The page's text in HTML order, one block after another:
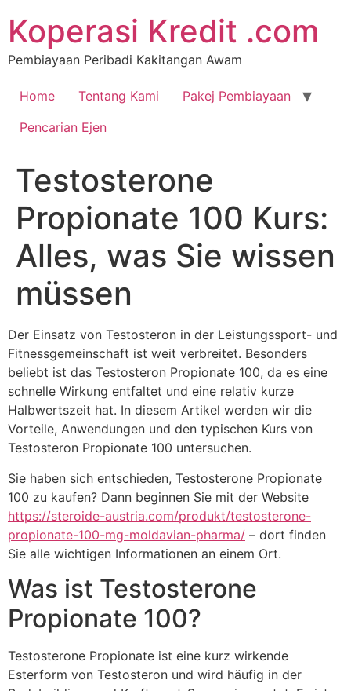
Koperasi Kredit .com
Pembiayaan Peribadi Kakitangan Awam
Home Tentang Kami
Pakej Pembiayaan
Pencarian Ejen
Testosterone
Propionate 100 Kurs:
Alles, was Sie wissen
müssen
Der Einsatz von Testosteron in der Leistungssport- und
Fitnessgemeinschaft ist weit verbreitet. Besonders
beliebt ist das Testosteron Propionate 100, da es eine
schnelle Wirkung entfaltet und eine relativ kurze
Halbwertszeit hat. In diesem Artikel werden wir die
Vorteile, Anwendungen und den typischen Kurs von
Testosteron Propionate 100 untersuchen.
Sie haben sich entschieden, Testosterone Propionate
100 zu kaufen? Dann beginnen Sie mit der Website
https://steroide-austria.com/produkt/testosterone-
propionate-100-mg-moldavian-pharma/ – dort finden
Sie alle wichtigen Informationen an einem Ort.
Was ist Testosterone
Propionate 100?
Testosterone Propionate ist eine kurz wirkende
Esterform von Testosteron und wird häufig in der